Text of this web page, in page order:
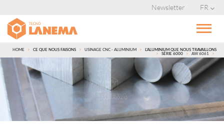
FR
Newsletter
HOME CE QUE NOUS FAISONS USINAGE CNC - ALUMINIUM
L'ALUMINIUM QUE NOUS TRAVAILLONS
SÉRIE 6000
AW 6061